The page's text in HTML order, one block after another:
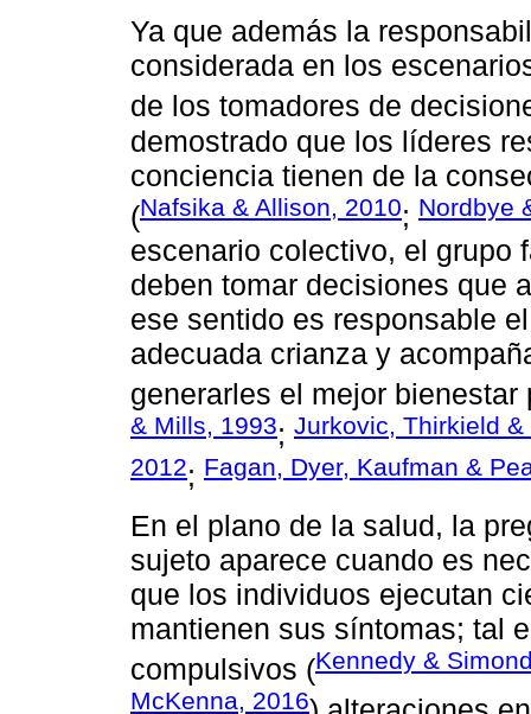
Ya que además la
considerada en los
de los tomadores de
demostrado que los líderes
conciencia tienen de la
(Nafsika & Allison, 2010; Nordbye
escenario colectivo, el grupo
deben tomar decisiones que
ese sentido es responsable
adecuada crianza y
generarles el mejor
& Mills, 1993; Jurkovic, Thirkield
2012; Fagan, Dyer, Kaufman &
En el plano de la salud, la
sujeto aparece cuando es
que los individuos ejecutan
mantienen sus síntomas; tal
compulsivos (Kennedy &
McKenna, 2016